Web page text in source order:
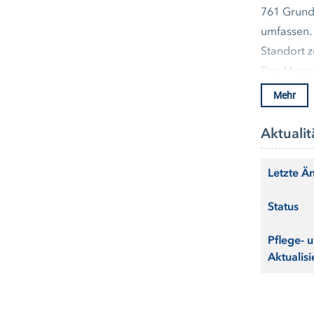
761
Standort
Das
Die
Alle
Mehr
Letzte
Status
Pflege-